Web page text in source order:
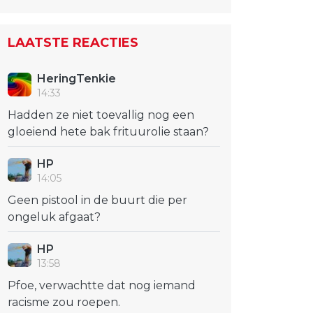
LAATSTE REACTIES
HeringTenkie
14:33
Hadden ze niet toevallig nog een
gloeiend hete bak frituurolie staan?
HP
14:05
Geen pistool in de buurt die per
ongeluk afgaat?
HP
13:58
Pfoe, verwachtte dat nog iemand
racisme zou roepen.